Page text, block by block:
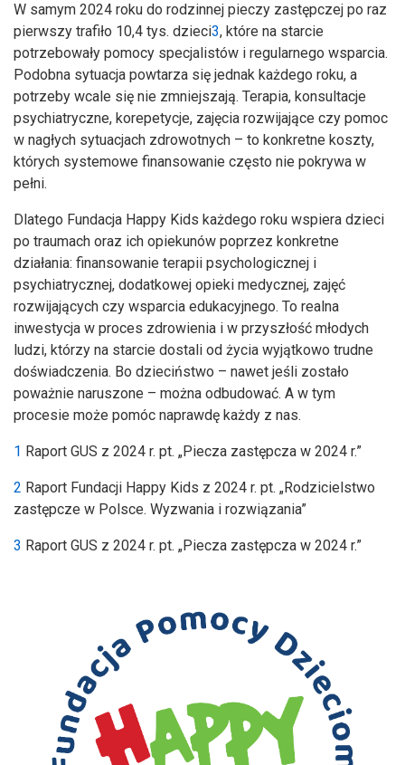
W samym 2024 roku do rodzinnej pieczy zastępczej po raz
pierwszy trafiło 10,4 tys. dzieci3, które na starcie
potrzebowały pomocy specjalistów i regularnego wsparcia.
Podobna sytuacja powtarza się jednak każdego roku, a
potrzeby wcale się nie zmniejszają. Terapia, konsultacje
psychiatryczne, korepetycje, zajęcia rozwijające czy pomoc
w nagłych sytuacjach zdrowotnych – to konkretne koszty,
których systemowe finansowanie często nie pokrywa w
pełni.
Dlatego Fundacja Happy Kids każdego roku wspiera dzieci
po traumach oraz ich opiekunów poprzez konkretne
działania: finansowanie terapii psychologicznej i
psychiatrycznej, dodatkowej opieki medycznej, zajęć
rozwijających czy wsparcia edukacyjnego. To realna
inwestycja w proces zdrowienia i w przyszłość młodych
ludzi, którzy na starcie dostali od życia wyjątkowo trudne
doświadczenia. Bo dzieciństwo – nawet jeśli zostało
poważnie naruszone – można odbudować. A w tym
procesie może pomóc naprawdę każdy z nas.
1 Raport GUS z 2024 r. pt. „Piecza zastępcza w 2024 r.”
2 Raport Fundacji Happy Kids z 2024 r. pt. „Rodzicielstwo
zastępcze w Polsce. Wyzwania i rozwiązania”
3 Raport GUS z 2024 r. pt. „Piecza zastępcza w 2024 r.”